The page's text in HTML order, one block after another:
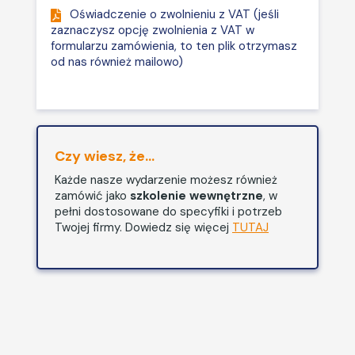
zakończonym postępowaniu
ZUS za okres sprzed 2022 r. i
przed upływie okresu
dochodzenia należności.
jesteś, wpływ na prawa i
składek.
Świadczenia w zakresie
choroby i macierzyństwa:
uśredniony lub zróżnicowany
od tzw. wniosku zasiłkowego
Oświadczenie o zwolnieniu z VAT (jeśli
zaznaczysz opcję zwolnienia z VAT w
formularzu zamówienia, to ten plik otrzymasz
od nas również mailowo)
Czy wiesz, że...
Każde nasze wydarzenie możesz również
zamówić jako szkolenie wewnętrzne, w
pełni dostosowane do specyfiki i potrzeb
Twojej firmy. Dowiedz się więcej TUTAJ